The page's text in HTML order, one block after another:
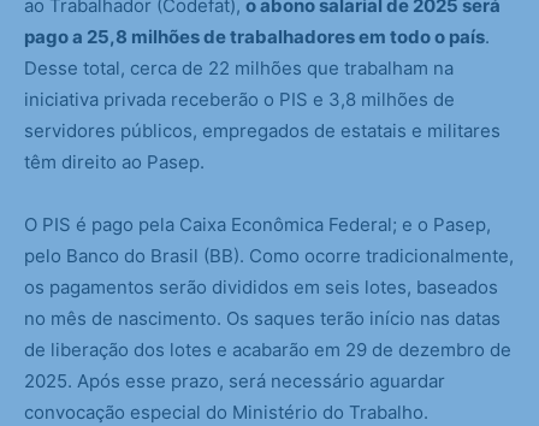
ao Trabalhador (Codefat), o abono salarial de 2025 será
pago a 25,8 milhões de trabalhadores em todo o país.
Desse total, cerca de 22 milhões que trabalham na
iniciativa privada receberão o PIS e 3,8 milhões de
servidores públicos, empregados de estatais e militares
têm direito ao Pasep.
O PIS é pago pela Caixa Econômica Federal; e o Pasep,
pelo Banco do Brasil (BB). Como ocorre tradicionalmente,
os pagamentos serão divididos em seis lotes, baseados
no mês de nascimento. Os saques terão início nas datas
de liberação dos lotes e acabarão em 29 de dezembro de
2025. Após esse prazo, será necessário aguardar
convocação especial do Ministério do Trabalho.